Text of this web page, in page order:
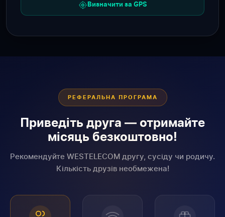
Визначити за GPS
РЕФЕРАЛЬНА ПРОГРАМА
Приведіть друга — отримайте
місяць безкоштовно!
Рекомендуйте WESTELECOM другу, сусіду чи родичу.
Кількість друзів необмежена!